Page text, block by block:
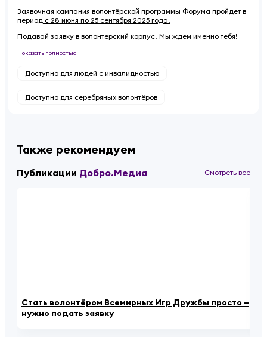
Заявочная кампания волонтёрской программы Форума пройдет в
период с 28 июня по 25 сентября 2025 года.
Подавай заявку в волонтерский корпус! Мы ждем именно тебя!
Показать полностью
Доступно для людей с инвалидностью
Доступно для серебряных волонтёров
Также рекомендуем
Публикации Добро.Медиа Смотреть все
Стать волонтёром Всемирных Игр Дружбы просто –
нужно подать заявку